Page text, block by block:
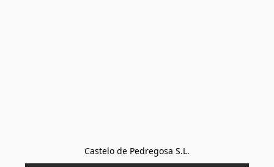
Castelo de Pedregosa S.L.